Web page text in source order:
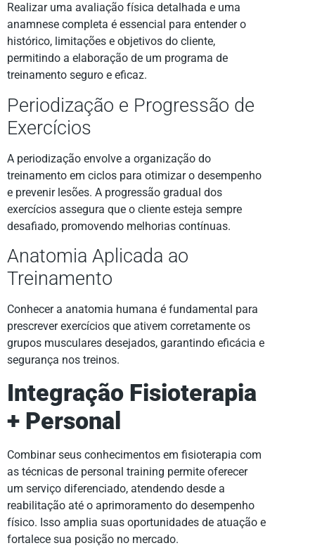
Realizar uma avaliação física detalhada e uma
anamnese completa é essencial para entender o
histórico, limitações e objetivos do cliente,
permitindo a elaboração de um programa de
treinamento seguro e eficaz.
Periodização e Progressão de
Exercícios
A periodização envolve a organização do
treinamento em ciclos para otimizar o desempenho
e prevenir lesões. A progressão gradual dos
exercícios assegura que o cliente esteja sempre
desafiado, promovendo melhorias contínuas.
Anatomia Aplicada ao
Treinamento
Conhecer a anatomia humana é fundamental para
prescrever exercícios que ativem corretamente os
grupos musculares desejados, garantindo eficácia e
segurança nos treinos.
Integração Fisioterapia
+ Personal
Combinar seus conhecimentos em fisioterapia com
as técnicas de personal training permite oferecer
um serviço diferenciado, atendendo desde a
reabilitação até o aprimoramento do desempenho
físico. Isso amplia suas oportunidades de atuação e
fortalece sua posição no mercado.